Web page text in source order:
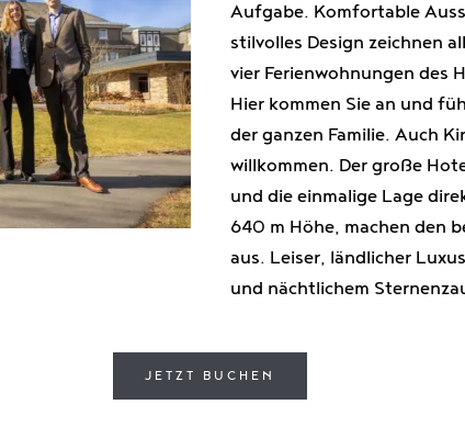
Aufgabe. Komfortable
stilvolles Design zeichnen
vier Ferienwohnungen des
Hier kommen Sie an und
der ganzen Familie. Auch
willkommen. Der große
und die einmalige Lage
640 m Höhe, machen den
aus. Leiser, ländlicher
und nächtlichem
JETZT BUCHEN